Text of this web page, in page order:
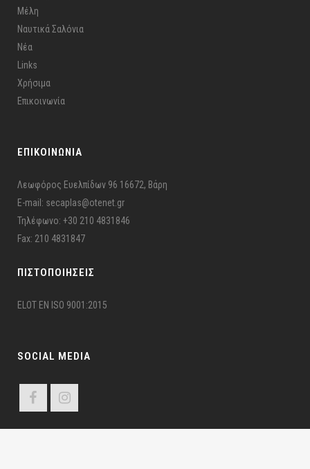
Μέλη
Ναυτικά Σαλόνια
Νέα
Links
Χρήσιμα
Επικοινωνία
ΕΠΙΚΟΙΝΩΝΙΑ
Λεωφόρος Ευελπίδων 96 16672, Βάρη
E-mail: secaplas@otenet.gr
Τηλέφωνο: +30 210 4831846
Fax: 210 4831847
ΠΙΣΤΟΠΟΙΉΣΕΙΣ
ELOT EN ISO 9001:2015
SOCIAL MEDIA